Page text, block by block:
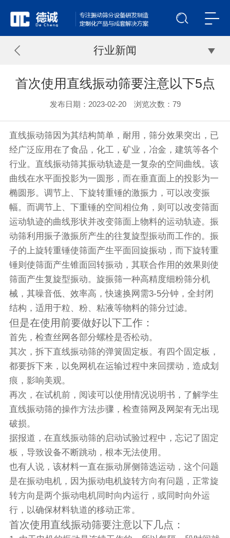
行业新闻
首次使用直线振动筛要注意以下5点
发布日期：2023-02-20 浏览次数： 79
直线振动筛因为其结构简单，耐用，筛分效果突出，已
经广泛应用在了食品，化工，矿业，冶金，建筑等各个
行业。直线振动筛其振动轨迹是一复杂的空间曲线。该
曲线在水平面投影为一圆形，而在垂直面上的投影为一
椭圆形。调节上、下旋转重锤的激振力，可以改变振
幅。而调节上、下重锤的空间相位角，则可以改变筛面
运动轨迹的曲线形状并改变筛面上物料的运动轨迹。振
动筛利用振子激振所产生的往复旋型振动而工作的。振
子的上旋转重锤使筛面产生平面回旋振动，而下旋转重
锤则使筛面产生锥面回转振动，其联合作用的效果则使
筛面产生复旋型振动。 旋振筛一种高精度细粉筛分机
械，其噪音低、效率高，快速换网需3-5分钟，全封闭
结构，适用于粒、粉、粘液等物料的筛分过滤。
但是在使用前要做好以下工作：
首先，检查丝网各部分螺栓是否松动。
其次，拆下直线振动筛的弹簧固定板。有四个固定板，
都要拆下来，以免网机在运输过程中来回摆动，造成划
痕，影响美观。
再次，在试机前，阅读可以使用情况说明书，了解学生
直线振动筛的操作方法步骤，检查筛网及网架有无出现
破损。
据报道，在直线振动筛的启动试验过程中，忘记了固定
板，导致设备不断跳动，根本无法使用。
也有人说，该材料一直在振动屏侧筛选运动，这个问题
是在振动电机，因为振动电机旋转方向有问题，正常旋
转方向是两个振动电机同时向内运行，或同时向外运
行，以确保材料轨道的移动正常。
首次使用直线振动筛要注意以下几点：